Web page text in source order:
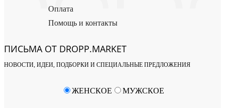
Оплата
Помощь и контакты
ПИСЬМА ОТ DROPP.MARKET
НОВОСТИ, ИДЕИ, ПОДБОРКИ И СПЕЦИАЛЬНЫЕ ПРЕДЛОЖЕНИЯ
ЖЕНСКОЕ МУЖСКОЕ